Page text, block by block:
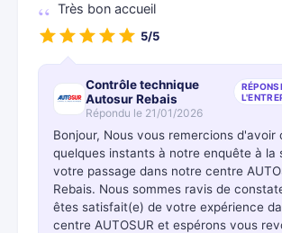
Très bon accueil
5/5
Contrôle technique
Autosur Rebais
Répondu le 21/01/2026
Bonjour, Nous vous remercions d'avoir
quelques instants à notre enquête à la
votre passage dans notre centre
Rebais. Nous sommes ravis de
êtes satisfait(e) de votre expérience
centre AUTOSUR et espérons vous